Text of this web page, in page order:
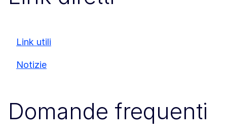
Link utili
Notizie
Domande frequenti